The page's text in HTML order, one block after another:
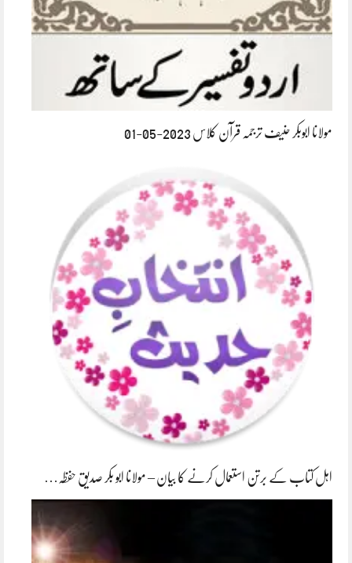
مولانا ابوبکر حنیف ترجمہ قرآن کلاس 2023-05-01
اہل کتاب کے برتن استعمال کرنے کا بیان – مولانا ابو بکر صدیق حفظہ…